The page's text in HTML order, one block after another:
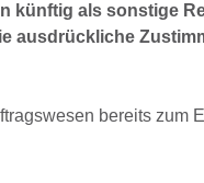
künftig als sonstige
ausdrückliche
bereits zum